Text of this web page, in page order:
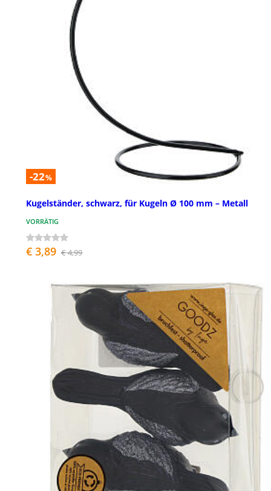
-22%
Kugelständer, schwarz, für Kugeln Ø 100 mm – Metall
VORRÄTIG
€ 3,89 € 4,99